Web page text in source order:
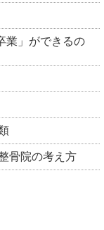
業」ができるの
骨院の考え方